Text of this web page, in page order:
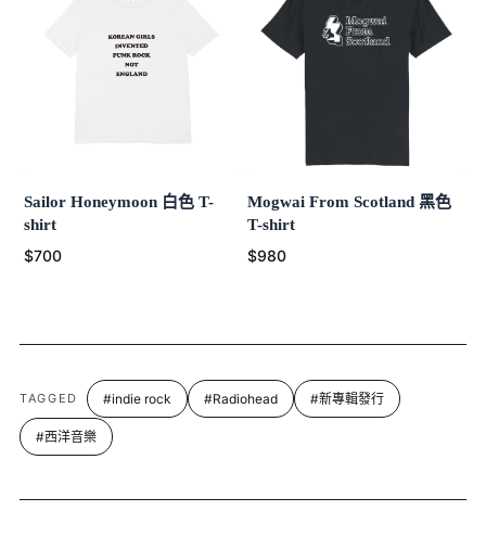
Sailor Honeymoon 白色 T-
shirt
$700
Mogwai From Scotland 黑色
T-shirt
$980
TAGGED #indie rock #Radiohead #新專輯發行
#西洋音樂